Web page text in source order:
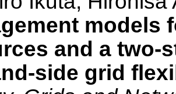
models
and a two-
side grid